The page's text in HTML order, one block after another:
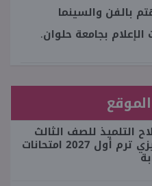
بالفن والسينما
بجامعة حلوان.
التلميذ للصف الثالث
الابتدائي إنجليزي ترم أول 2027 امتحانات